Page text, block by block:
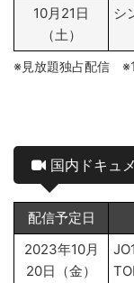
10月21日
（土）
シ
※見放題独占配信
国内ドキュ
配信予定日
2023年10月
20日（金）